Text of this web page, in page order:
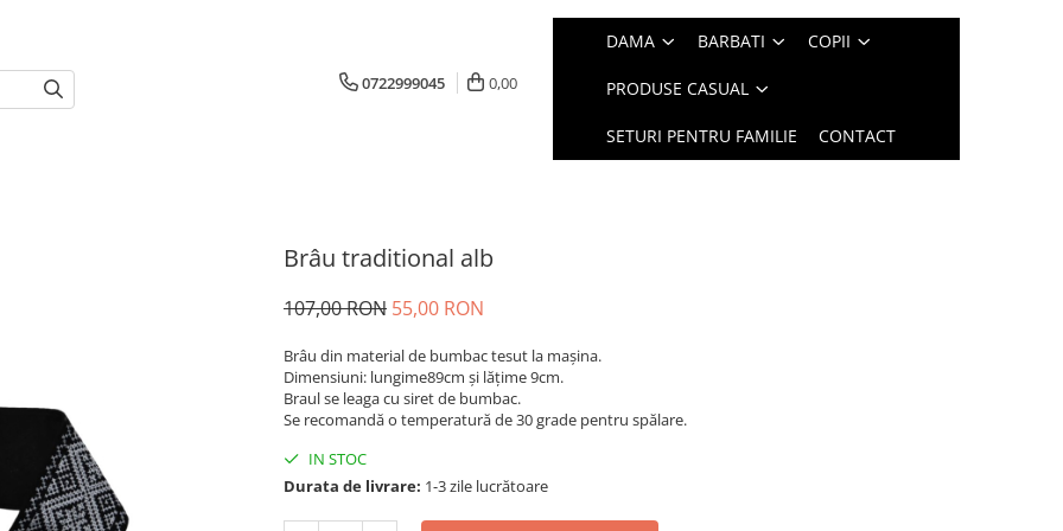
0722999045 0,00
DAMA BARBATI COPII
PRODUSE CASUAL
SETURI PENTRU FAMILIE CONTACT
Brâu traditional alb
107,00 RON 55,00 RON
Brâu din material de bumbac tesut la mașina.
Dimensiuni: lungime89cm și lățime 9cm.
Braul se leaga cu siret de bumbac.
Se recomandă o temperatură de 30 grade pentru spălare.
IN STOC
Durata de livrare: 1-3 zile lucrătoare